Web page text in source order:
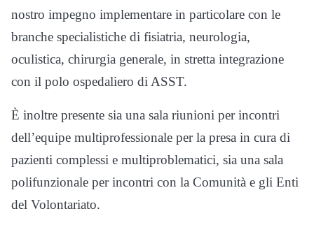
nostro impegno implementare in particolare con le
branche specialistiche di fisiatria, neurologia,
oculistica, chirurgia generale, in stretta integrazione
con il polo ospedaliero di ASST.
È inoltre presente sia una sala riunioni per incontri
dell’equipe multiprofessionale per la presa in cura di
pazienti complessi e multiproblematici, sia una sala
polifunzionale per incontri con la Comunità e gli Enti
del Volontariato.